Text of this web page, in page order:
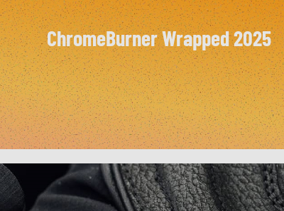
ChromeBurner Wrapped 2025